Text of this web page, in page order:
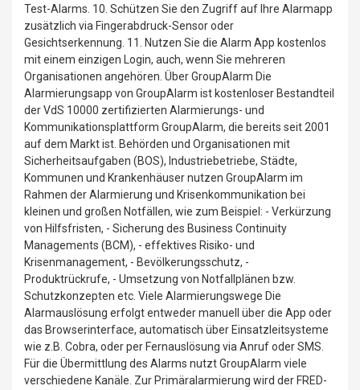
Test-Alarms. 10. Schützen Sie den Zugriff auf Ihre Alarmapp
zusätzlich via Fingerabdruck-Sensor oder
Gesichtserkennung. 11. Nutzen Sie die Alarm App kostenlos
mit einem einzigen Login, auch, wenn Sie mehreren
Organisationen angehören. Über GroupAlarm Die
Alarmierungsapp von GroupAlarm ist kostenloser Bestandteil
der VdS 10000 zertifizierten Alarmierungs- und
Kommunikationsplattform GroupAlarm, die bereits seit 2001
auf dem Markt ist. Behörden und Organisationen mit
Sicherheitsaufgaben (BOS), Industriebetriebe, Städte,
Kommunen und Krankenhäuser nutzen GroupAlarm im
Rahmen der Alarmierung und Krisenkommunikation bei
kleinen und großen Notfällen, wie zum Beispiel: - Verkürzung
von Hilfsfristen, - Sicherung des Business Continuity
Managements (BCM), - effektives Risiko- und
Krisenmanagement, - Bevölkerungsschutz, -
Produktrückrufe, - Umsetzung von Notfallplänen bzw.
Schutzkonzepten etc. Viele Alarmierungswege Die
Alarmauslösung erfolgt entweder manuell über die App oder
das Browserinterface, automatisch über Einsatzleitsysteme
wie z.B. Cobra, oder per Fernauslösung via Anruf oder SMS.
Für die Übermittlung des Alarms nutzt GroupAlarm viele
verschiedene Kanäle. Zur Primäralarmierung wird der FRED-